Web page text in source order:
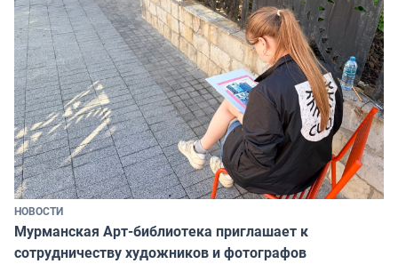
НОВОСТИ
Мурманская Арт-библиотека приглашает к
сотрудничеству художников и фотографов